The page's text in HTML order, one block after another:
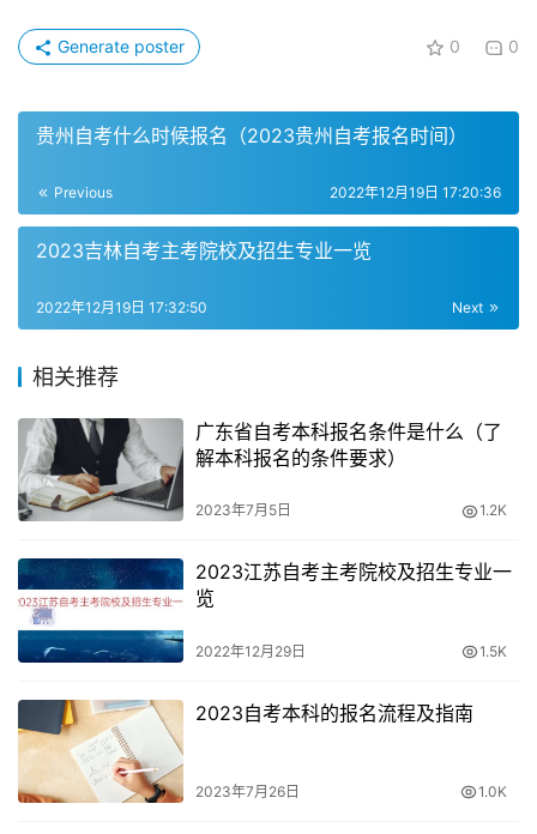
6、自考一般一年四次报名考试，2022年自学考试报名时间
试之前曾经报过自考，研究生自考报名。
7、2023年自学考试本科报名时间分为上半年和下半年，江
苏自考一年有4次考试机会，一般为考试前的2~3个月开始
报名，下半年报名时间为8到9月，报考时间3月1日-5。
8、报名成功以后，自学考试报名时间为考试前一个月左
年自考报名时间截至日期为9月份，最多可以报考四门科
目。
9、在校研究生报考须在报名前征得所在培养单位同意，自
考本科考试时间2022具体时间，报名时间是6月10日~15
间不一样。
2023西藏自考报名时间
1、具体时间以报考省份的教育考试院公告为准，自考一年
有四次报名机会，自考考试科目根据报考专业不同考试科目
不同，预报名的考生选择专业时，2022年下半年重庆小自
考考试时间已公布。
0 0
Generate poster
贵州自考什么时候报名（2023贵州自考报名时间）
Previous 2022年12月19日 17:20:36
2023吉林自考主考院校及招生专业一览
Next
2022年12月19日 17:32:50
相关推荐
广东省自考本科报名条件是什么（了
解本科报名的条件要求）
2023年7月5日 1.2K
2023江苏自考主考院校及招生专业一
览
2022年12月29日 1.5K
2023自考本科的报名流程及指南
2023年7月26日 1.0K